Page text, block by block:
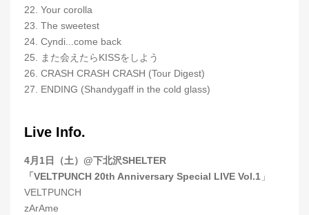
22. Your corolla
23. The sweetest
24. Cyndi...come back
25. また会えたらKISSをしよう
26. CRASH CRASH CRASH (Tour Digest)
27. ENDING (Shandygaff in the cold glass)
Live Info.
4月1日（土）@下北沢SHELTER
「VELTPUNCH 20th Anniversary Special LIVE Vol.1 」
VELTPUNCH
zArAme